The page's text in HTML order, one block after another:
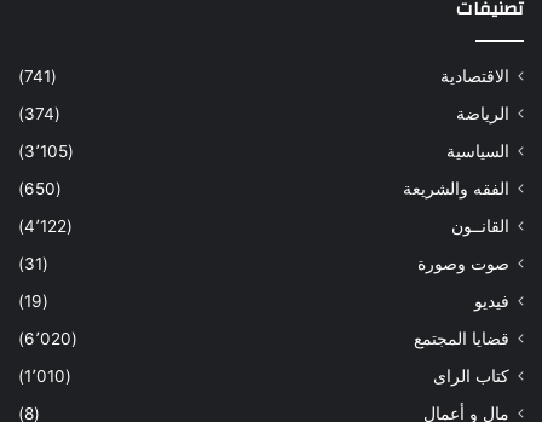
تصنيفات
الاقتصادية
(741)
الرياضة
(374)
السياسية
(3٬105)
الفقه والشريعة
(650)
القانــون
(4٬122)
صوت وصورة
(31)
فيديو
(19)
قضايا المجتمع
(6٬020)
كتاب الراى
(1٬010)
مال و أعمال
(8)